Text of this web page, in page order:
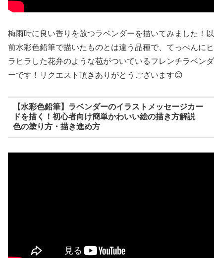
梅雨時に良い香りを放つラベンダーを描いてみました！以
前水彩色鉛筆で描いたものとは違う品種で、てっぺんにヒ
ラヒラした花弁のような苞がついているフレンチラベンダ
ーです！リクエスト頂きありがとうございます😊
【水彩色鉛筆】ラベンダーのイラストメッセージカー
ドを描く！初心者向け簡単かわいい絵の描き方解説
色の塗り方・描き進め方